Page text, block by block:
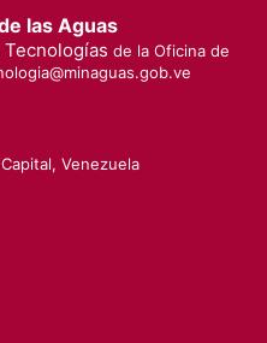
las Aguas
de la Oficina de
Venezuela